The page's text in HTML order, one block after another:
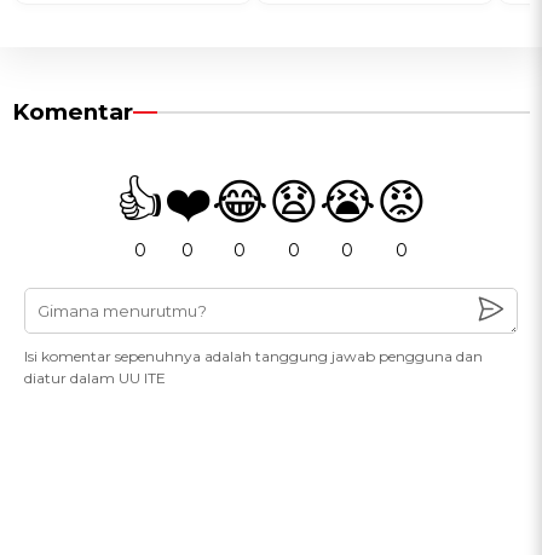
Komentar
👍
0
❤️
0
😂
0
😧
0
😭
0
😡
0
Isi komentar sepenuhnya adalah tanggung jawab pengguna dan
diatur dalam UU ITE